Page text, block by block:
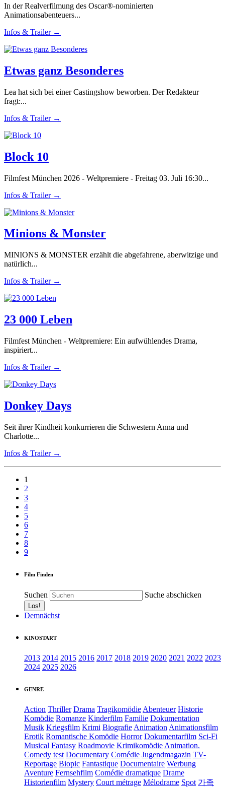
In der Realverfilmung des Oscar®-nominierten
Animationsabenteuers...
Infos & Trailer →
Etwas ganz Besonderes
Lea hat sich bei einer Castingshow beworben. Der Redakteur
fragt:...
Infos & Trailer →
Block 10
Filmfest München 2026 - Weltpremiere - Freitag 03. Juli 16:30...
Infos & Trailer →
Minions & Monster
MINIONS & MONSTER erzählt die abgefahrene, aberwitzige und
natürlich...
Infos & Trailer →
23 000 Leben
Filmfest München - Weltpremiere: Ein aufwühlendes Drama,
inspiriert...
Infos & Trailer →
Donkey Days
Seit ihrer Kindheit konkurrieren die Schwestern Anna und
Charlotte...
Infos & Trailer →
1
2
3
4
5
6
7
8
9
Film Finden
Suchen Suche abschicken
Demnächst
KINOSTART
2013 2014 2015 2016 2017 2018 2019 2020 2021 2022 2023
2024 2025 2026
GENRE
Action Thriller Drama Tragikomödie Abenteuer Historie
Komödie Romanze Kinderfilm Familie Dokumentation
Musik Kriegsfilm Krimi Biografie Animation Animationsfilm
Erotik Romantische Komödie Horror Dokumentarfilm Sci-Fi
Musical Fantasy Roadmovie Krimikomödie Animation.
Comedy test Documentary Comédie Jugendmagazin TV-
Reportage Biopic Fantastique Documentaire Werbung
Aventure Fernsehfilm Comédie dramatique Drame
Historienfilm Mystery Court métrage Mélodrame Spot 가족